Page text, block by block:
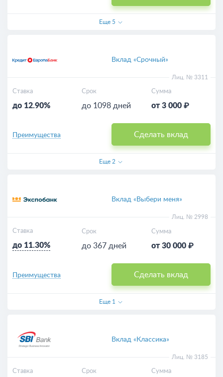
Еще 5
Вклад «Срочный»
Лиц. № 3311
Ставка
до 12.90%
Срок
до 1098 дней
Сумма
от 3 000 ₽
Сделать вклад
Преимущества
Еще 2
Вклад «Выбери меня»
Лиц. № 2998
Ставка
до 11.30%
Срок
до 367 дней
Сумма
от 30 000 ₽
Сделать вклад
Преимущества
Еще 1
Вклад «Классика»
Лиц. № 3185
Ставка Срок Сумма